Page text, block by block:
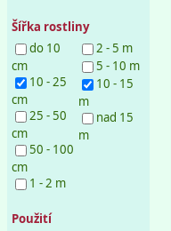
Šířka rostliny
do 10
cm
10 - 25
cm
25 - 50
cm
50 - 100
cm
1 - 2 m
2 - 5 m
5 - 10 m
10 - 15
m
nad 15
m
Použití